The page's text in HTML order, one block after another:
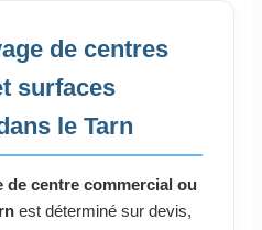
de centres
surfaces
le Tarn
de centre commercial ou
est déterminé sur devis,